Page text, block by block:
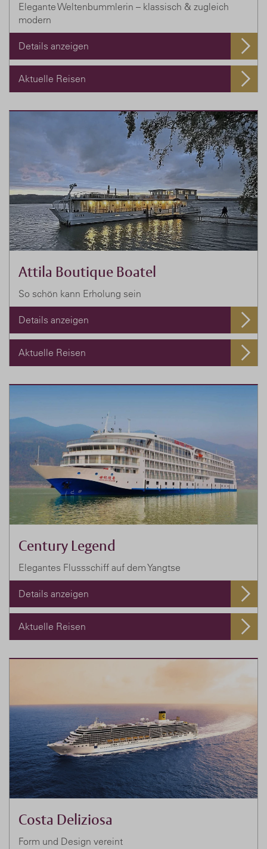
Elegante Weltenbummlerin – klassisch & zugleich
modern
Details anzeigen
Aktuelle Reisen
Attila Boutique Boatel
So schön kann Erholung sein
Details anzeigen
Aktuelle Reisen
Century Legend
Elegantes Flussschiff auf dem Yangtse
Details anzeigen
Aktuelle Reisen
Costa Deliziosa
Form und Design vereint